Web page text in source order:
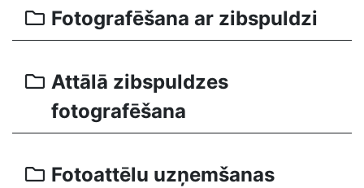
Fotografēšana ar zibspuldzi
Attālā zibspuldzes
fotografēšana
Fotoattēlu uzņemšanas